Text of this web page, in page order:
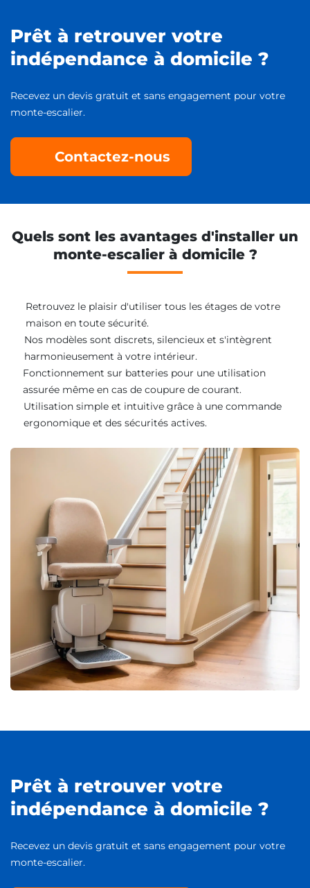
Prêt à retrouver votre
indépendance à domicile ?
Recevez un devis gratuit et sans engagement pour votre
monte-escalier.
Contactez-nous
Quels sont les avantages d'installer un
monte-escalier à domicile ?
Retrouvez le plaisir d'utiliser tous les étages de votre
maison en toute sécurité.
Nos modèles sont discrets, silencieux et s'intègrent
harmonieusement à votre intérieur.
Fonctionnement sur batteries pour une utilisation
assurée même en cas de coupure de courant.
Utilisation simple et intuitive grâce à une commande
ergonomique et des sécurités actives.
Prêt à retrouver votre
indépendance à domicile ?
Recevez un devis gratuit et sans engagement pour votre
monte-escalier.